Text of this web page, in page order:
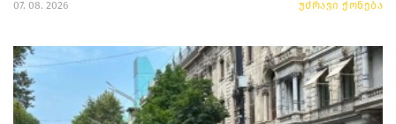
07. 08. 2026 უძრავი ქონება